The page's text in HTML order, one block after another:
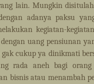
lain. Mungkin
adanya paksu
kegiatan-
uang pensiunan
gak cukup ya dinikmati
rada aneh bagi
bisnis atau menambah